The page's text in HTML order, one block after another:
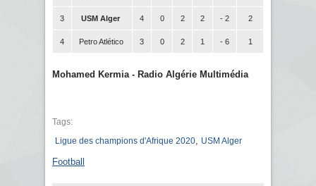
3 USM Alger 4 0 2 2 - 2 2
4 Petro Atlético 3 0 2 1 - 6 1
Mohamed Kermia - Radio Algérie Multimédia
Tags:
Ligue des champions d'Afrique 2020
USM Alger
Football